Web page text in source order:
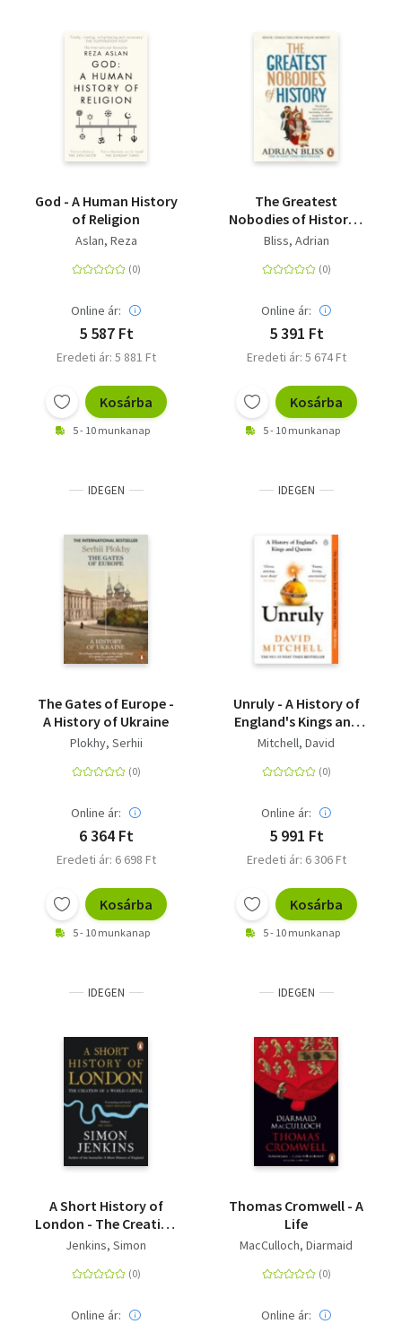
God - A Human History
of Religion
Aslan, Reza
Online ár:
5 587 Ft
Eredeti ár: 5 881 Ft
Kosárba
5 - 10 munkanap
The Greatest
Nobodies of History -
Minor Characters from
Bliss, Adrian
Online ár:
5 391 Ft
Eredeti ár: 5 674 Ft
Kosárba
5 - 10 munkanap
IDEGEN
The Gates of Europe -
A History of Ukraine
Plokhy, Serhii
Online ár:
6 364 Ft
Eredeti ár: 6 698 Ft
Kosárba
5 - 10 munkanap
IDEGEN
Unruly - A History of
England's Kings and
Queens
Mitchell, David
Online ár:
5 991 Ft
Eredeti ár: 6 306 Ft
Kosárba
5 - 10 munkanap
IDEGEN
A Short History of
London - The Creation
of a World Capital
Jenkins, Simon
Online ár:
IDEGEN
Thomas Cromwell - A
Life
MacCulloch, Diarmaid
Online ár: